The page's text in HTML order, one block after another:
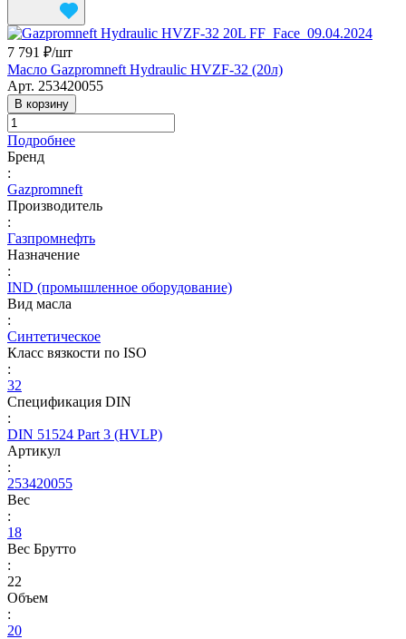
7 791 ₽/шт
Масло Gazpromneft Hydraulic HVZF-32 (20л)
Арт. 253420055
В корзину
Подробнее
Бренд
:
Gazpromneft
Производитель
:
Газпромнефть
Назначение
:
IND (промышленное оборудование)
Вид масла
:
Синтетическое
Класс вязкости по ISO
:
32
Спецификация DIN
:
DIN 51524 Part 3 (HVLP)
Артикул
:
253420055
Вес
:
18
Вес Брутто
:
22
Объем
:
20